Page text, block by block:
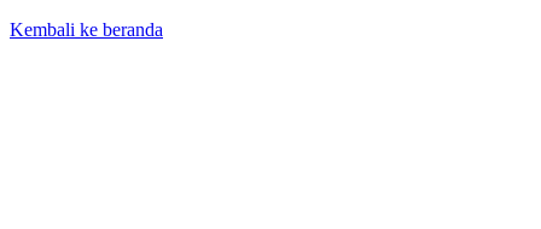
Kembali ke beranda